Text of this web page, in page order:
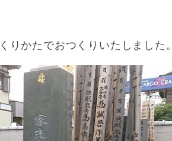
りかたでおつくりいたしました。